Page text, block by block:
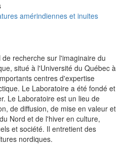
amérindiennes et inuites
recherche sur l'imaginaire du
situé à l'Université du Québec à
centres d'expertise
Le Laboratoire a été fondé et
Le Laboratoire est un lieu de
de diffusion, de mise en valeur et
Nord et de l'hiver en culture,
et société. Il entretient des
nordiques.